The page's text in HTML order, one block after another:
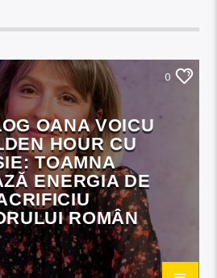
0
OANA VOICU
HOUR CU
TOAMNA
ENERGIA DE
ROMÂN